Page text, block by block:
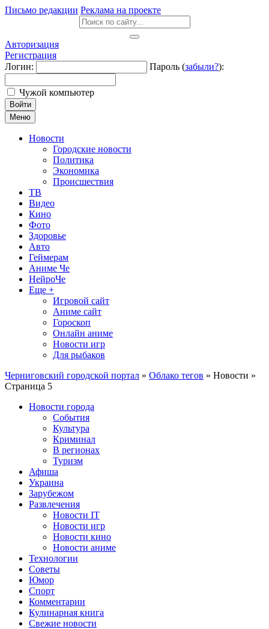
Письмо редакции Реклама на проекте
Авторизация
Регистрация
Логин:
Пароль (забыли?):
Чужой компьютер
Войти
Меню
Новости
Городские новости
Политика
Экономика
Происшествия
ТВ
Видео
Кино
Фото
Здоровье
Авто
Геймерам
Аниме Че
НейроЧе
Еще +
Игровой сайт
Аниме сайт
Гороскоп
Онлайн аниме
Новости игр
Для рыбаков
Черниговский городской портал » Облако тегов » Новости »
Страница 5
Новости города
События
Культура
Криминал
В регионах
Туризм
Афиша
Украина
Зарубежом
Развлечения
Новости IT
Новости игр
Новости кино
Новости аниме
Технологии
Советы
Юмор
Спорт
Комментарии
Кулинарная книга
Свежие новости